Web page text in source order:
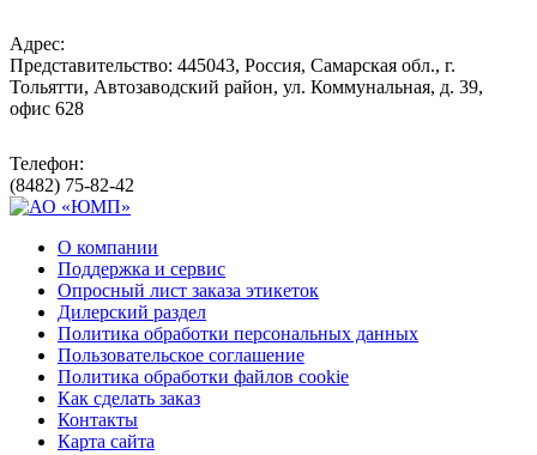
Адрес:
Представительство: 445043, Россия, Самарская обл., г.
Тольятти, Автозаводский район, ул. Коммунальная, д. 39,
офис 628
Телефон:
(8482) 75-82-42
О компании
Поддержка и сервис
Опросный лист заказа этикеток
Дилерский раздел
Политика обработки персональных данных
Пользовательское соглашение
Политика обработки файлов cookie
Как сделать заказ
Контакты
Карта сайта